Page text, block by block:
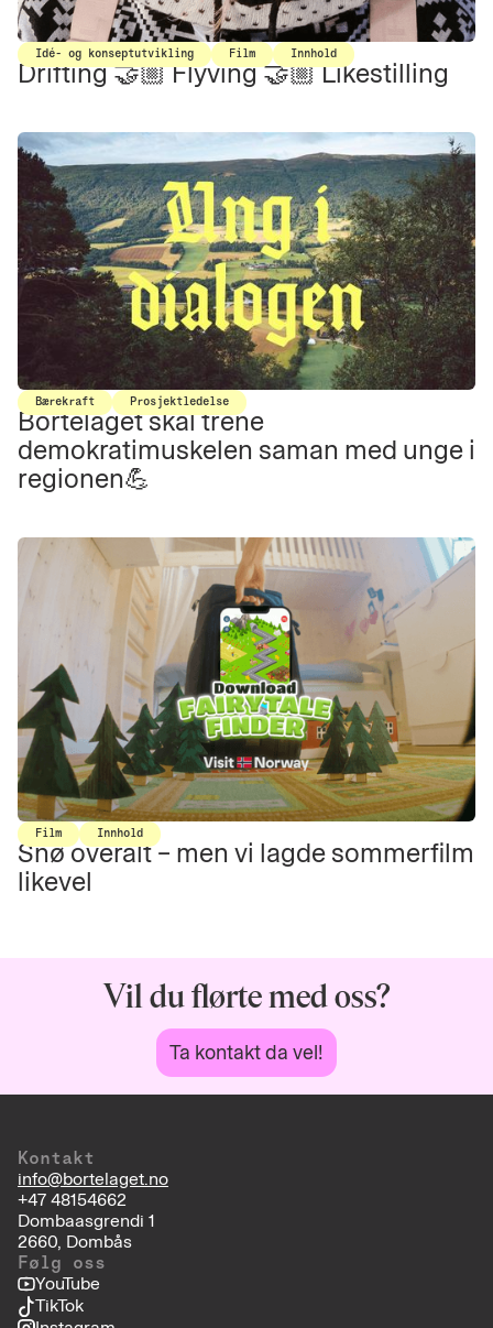
Idé- og konseptutvikling Film Innhold
Drifting 🤝🏼 Flyving 🤝🏼 Likestilling
Bærekraft Prosjektledelse
Bortelaget skal trene
demokratimuskelen saman med unge i
regionen💪
Film Innhold
Snø overalt – men vi lagde sommerfilm
likevel
Vil du flørte med oss?
Ta kontakt da vel!
Kontakt
info@bortelaget.no
+47 48154662
Dombaasgrendi 1
2660, Dombås
Følg oss
YouTube
TikTok